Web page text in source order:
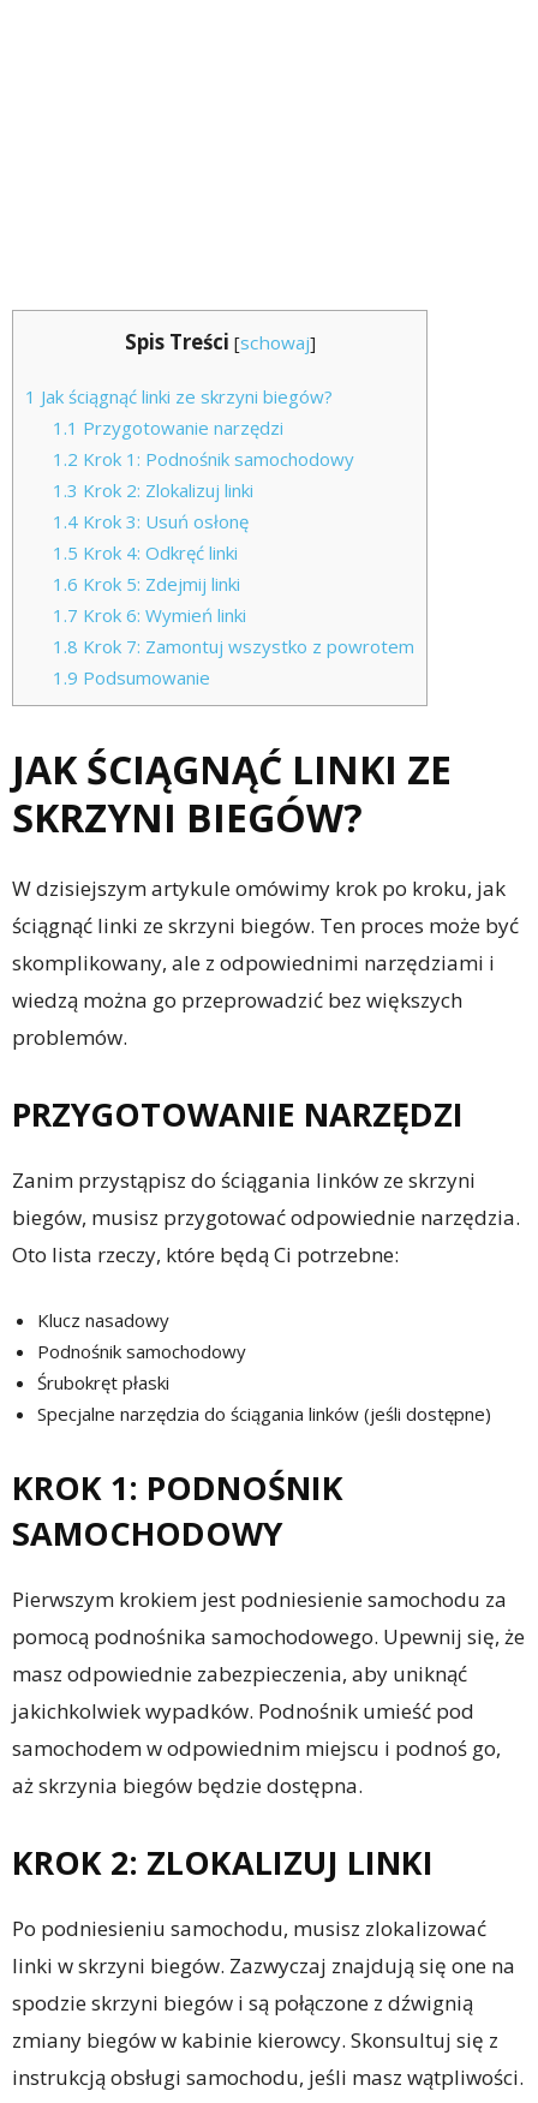
Spis Treści [schowaj]
1 Jak ściągnąć linki ze skrzyni biegów?
1.1 Przygotowanie narzędzi
1.2 Krok 1: Podnośnik samochodowy
1.3 Krok 2: Zlokalizuj linki
1.4Krok 3: Usuń osłonę
1.5 Krok 4: Odkręć linki
1.6 Krok 5: Zdejmij linki
1.7 Krok 6: Wymień linki
1.8 Krok 7: Zamontuj wszystko z powrotem
1.9 Podsumowanie
JAK ŚCIĄGNĄĆ LINKI ZE
SKRZYNI BIEGÓW?
W dzisiejszym artykule omówimy krok po kroku, jak
ściągnąć linki ze skrzyni biegów. Ten proces może być
skomplikowany, ale z odpowiednimi narzędziami i
wiedzą można go przeprowadzić bez większych
problemów.
PRZYGOTOWANIE NARZĘDZI
Zanim przystąpisz do ściągania linków ze skrzyni
biegów, musisz przygotować odpowiednie narzędzia.
Oto lista rzeczy, które będą Ci potrzebne:
Klucz nasadowy
Podnośnik samochodowy
Śrubokręt płaski
Specjalne narzędzia do ściągania linków (jeśli dostępne)
KROK 1: PODNOŚNIK
SAMOCHODOWY
Pierwszym krokiem jest podniesienie samochodu za
pomocą podnośnika samochodowego. Upewnij się, że
masz odpowiednie zabezpieczenia, aby uniknąć
jakichkolwiek wypadków. Podnośnik umieść pod
samochodem w odpowiednim miejscu i podnoś go,
aż skrzynia biegów będzie dostępna.
KROK 2: ZLOKALIZUJ LINKI
Po podniesieniu samochodu, musisz zlokalizować
linki w skrzyni biegów. Zazwyczaj znajdują się one na
spodzie skrzyni biegów i są połączone z dźwignią
zmiany biegów w kabinie kierowcy. Skonsultuj się z
instrukcją obsługi samochodu, jeśli masz wątpliwości.